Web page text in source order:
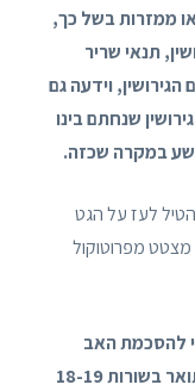
ממזרות בשל כך,
תנאי שריר
וידעה גם
שנחתם בינו
פשע במקרה שכזה.
לעז על הגט
מפרוטוקול
להסכמת האב
לגירושין מהאם, קרי נתינת הגט לאם, מתואר בשורות 18-19